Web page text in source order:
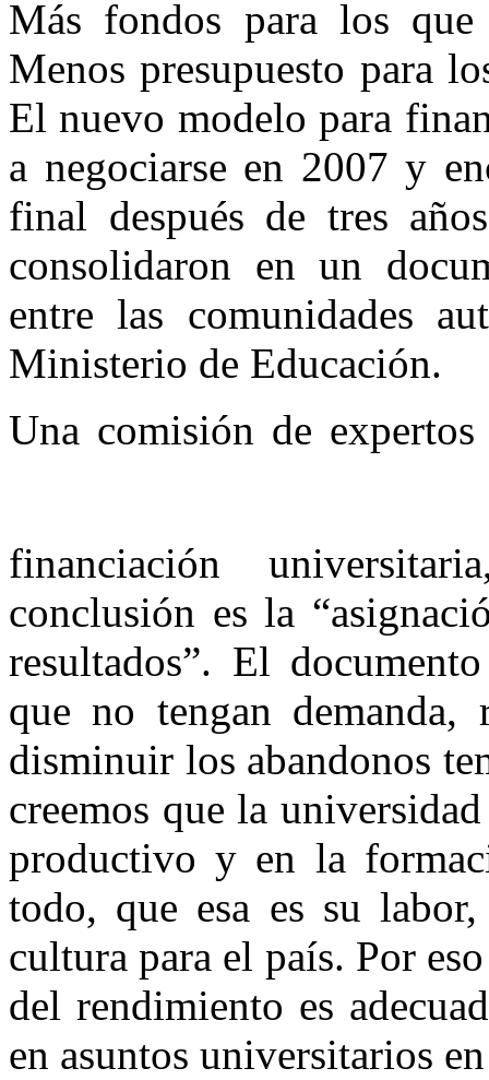
Más fondos para los
Menos presupuesto para
El nuevo modelo para
a negociarse en 2007 y
final después de tres
consolidaron en un
entre las comunidades
Ministerio de Educación.
Una comisión de
financiación
conclusión es la
resultados”. El
que no tengan demanda,
disminuir los abandonos
creemos que la
productivo y en la
todo, que esa es su
cultura para el país. Por
del rendimiento es
en asuntos universitarios